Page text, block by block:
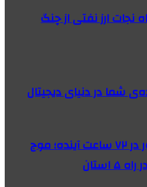
نجات ارز نفتی از چنگ
شما در دنیای دیجیتال
وضعیت جوی کشور در ۷۲ ساعت آینده؛ موج
استان